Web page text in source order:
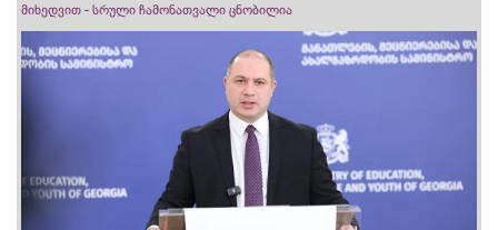
მიხედვით - სრული ჩამონათვალი ცნობილია